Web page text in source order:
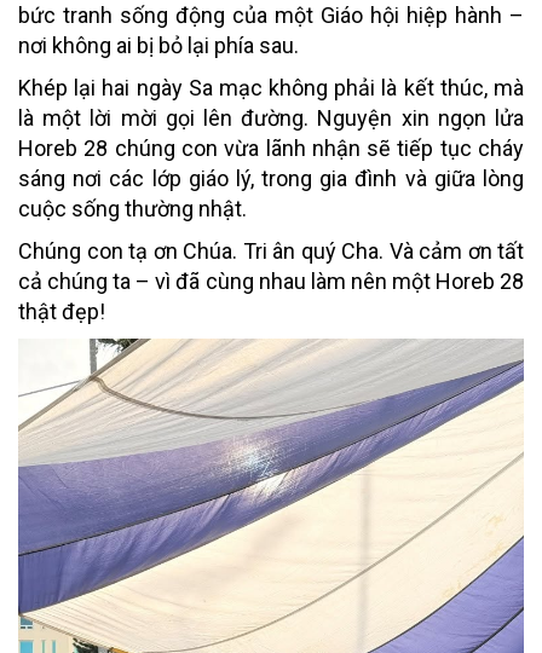
bức tranh sống động của một Giáo hội hiệp hành –
nơi không ai bị bỏ lại phía sau.
Khép lại hai ngày Sa mạc không phải là kết thúc, mà
là một lời mời gọi lên đường. Nguyện xin ngọn lửa
Horeb 28 chúng con vừa lãnh nhận sẽ tiếp tục cháy
sáng nơi các lớp giáo lý, trong gia đình và giữa lòng
cuộc sống thường nhật.
Chúng con tạ ơn Chúa. Tri ân quý Cha. Và cảm ơn tất
cả chúng ta – vì đã cùng nhau làm nên một Horeb 28
thật đẹp!